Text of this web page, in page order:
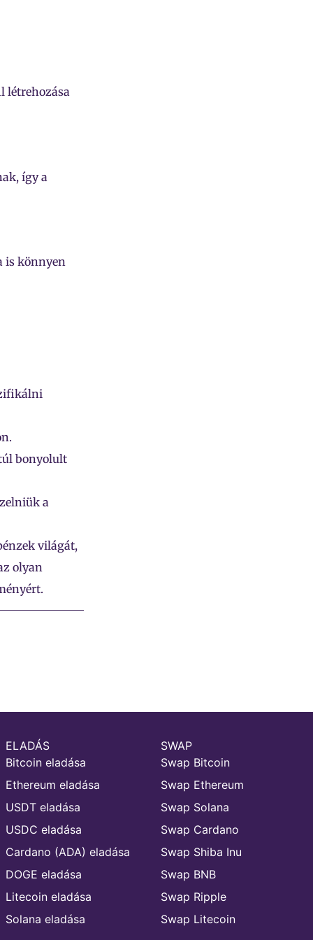
létrehozása
így a
is könnyen
bonyolult
a
világát,
olyan
ELADÁS
Bitcoin eladása
Ethereum eladása
USDT eladása
USDC eladása
Cardano (ADA) eladása
DOGE eladása
Litecoin eladása
Solana eladása
SWAP
Swap Bitcoin
Swap Ethereum
Swap Solana
Swap Cardano
Swap Shiba Inu
Swap BNB
Swap Ripple
Swap Litecoin